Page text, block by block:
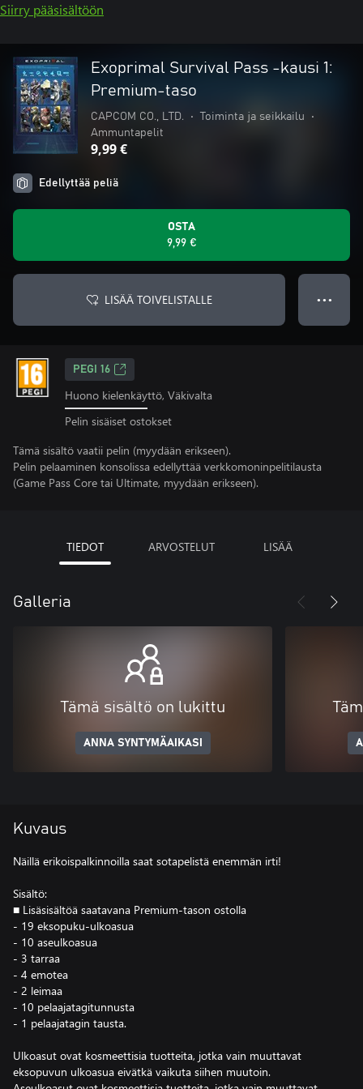
Siirry pääsisältöön
Exoprimal Survival Pass -kausi 1:
Premium-taso
CAPCOM CO., LTD. • Toiminta ja seikkailu
•
Ammuntapelit
9,99 €
Edellyttää peliä
OSTA
9,99 €
LISÄÄ TOIVELISTALLE ● ● ●
PEGI 16
Huono kielenkäyttö, Väkivalta
Pelin sisäiset ostokset
Tämä sisältö vaatii pelin (myydään erikseen).
Pelin pelaaminen konsolissa edellyttää verkkomoninpelitilausta
(Game Pass Core tai Ultimate, myydään erikseen).
TIEDOT ARVOSTELUT LISÄÄ
Galleria
Tämä sisältö on lukittu
ANNA SYNTYMÄAIKASI
Kuvaus
Näillä erikoispalkinnoilla saat sotapelistä enemmän irti!
Sisältö:
■ Lisäsisältöä saatavana Premium-tason ostolla
- 19 eksopuku-ulkoasua
- 10 aseulkoasua
- 3 tarraa
- 4 emotea
- 2 leimaa
- 10 pelaajatagitunnusta
- 1 pelaajatagin tausta.
Ulkoasut ovat kosmeettisia tuotteita, jotka vain muuttavat
eksopuvun ulkoasua eivätkä vaikuta siihen muutoin.